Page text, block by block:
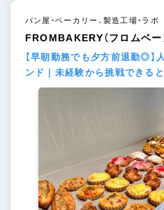
パン屋・ベーカリー、製造工場・ラボ
FROMBAKERY（フロムベー
【早朝勤務でも夕方前退勤◎】
ンド｜未経験から挑戦できる